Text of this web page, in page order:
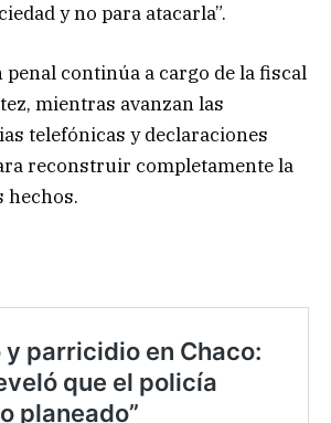
y no para atacarla”.
continúa a cargo de la fiscal
mientras avanzan las
telefónicas y declaraciones
reconstruir completamente la
hechos.